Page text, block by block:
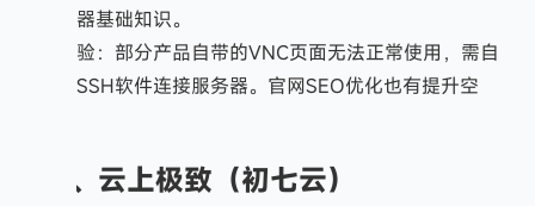
学服务器基础知识。
使用体验：部分产品自带的VNC页面无法正常使用，需自
行通过SSH软件连接服务器。官网SEO优化也有提升空
二、云上极致（初七云）